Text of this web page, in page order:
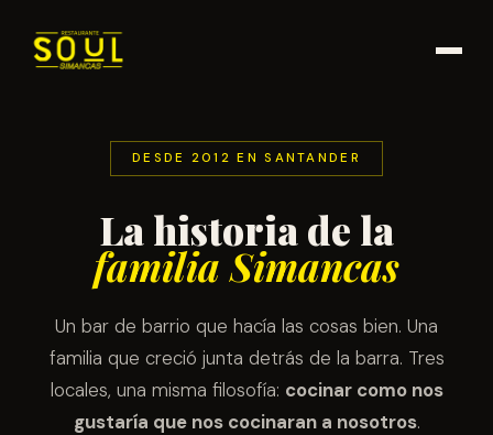
DESDE 2012 EN SANTANDER
La historia de la
familia Simancas
Un bar de barrio que hacía las cosas bien. Una
familia que creció junta detrás de la barra. Tres
locales, una misma filosofía: cocinar como nos
gustaría que nos cocinaran a nosotros.